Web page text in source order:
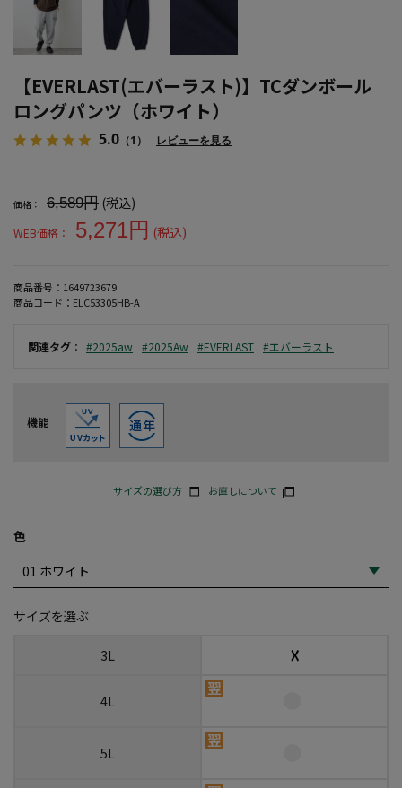
【EVERLAST(エバーラスト)】TCダンボール
ロングパンツ（ホワイト）
5.0 （1） レビューを見る
価格： 6,589円 (税込)
WEB価格： 5,271円 (税込)
商品番号： 1649723679
商品コード： ELC53305HB-A
関連タグ ： #2025aw #2025Aw #EVERLAST #エバーラスト
機能
サイズの選び方 お直しについて
色
サイズを選ぶ
3L ☓
4L
5L